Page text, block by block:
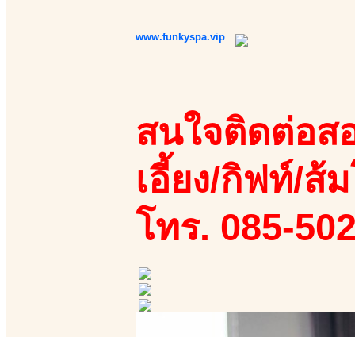
www.funkyspa.vip
สนใจติดต่อส
เอี้ยง/กิฟท์/ส้
โทร. 085-